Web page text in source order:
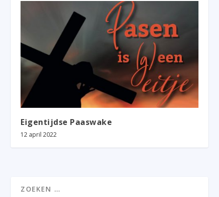
Eigentijdse Paaswake
12 april 2022